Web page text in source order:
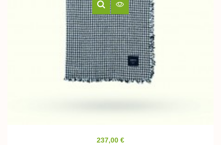
Prix
237,00 €